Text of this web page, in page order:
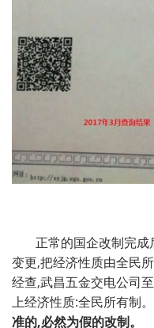
正常的国企改制完
变更,把经济性质由全民
经查,武昌五金交电公司
上经济性质:全民所有制。
准的,必然为假的改制。